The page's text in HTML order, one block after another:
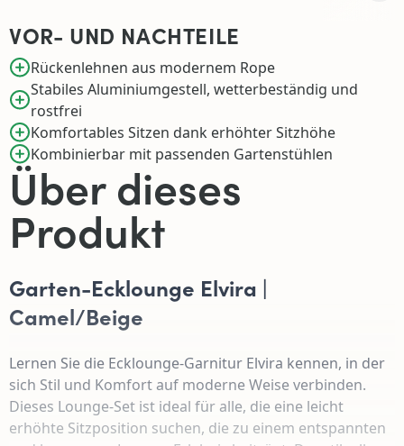
Über dieses
Produkt
Garten-Ecklounge Elvira |
Camel/Beige
Lernen Sie die Ecklounge-Garnitur Elvira kennen, in der
sich Stil und Komfort auf moderne Weise verbinden.
Dieses Lounge-Set ist ideal für alle, die eine leicht
erhöhte Sitzposition suchen, die zu einem entspannten
VOR- UND NACHTEILE
Rückenlehnen aus modernem Rope
Stabiles Aluminiumgestell, wetterbeständig und
rostfrei
Komfortables Sitzen dank erhöhter Sitzhöhe
Kombinierbar mit passenden Gartenstühlen